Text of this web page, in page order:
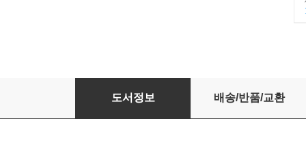
책 먹는 여우
도서정보 배송/반품/교환